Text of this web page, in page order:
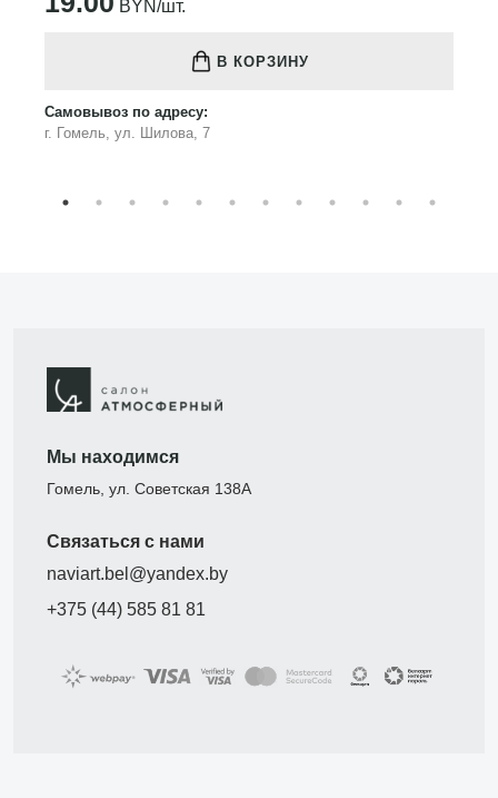
BYN/шт.
В КОРЗИНУ
Самовывоз по адресу:
г. Гомель, ул. Шилова, 7
Мы находимся
Гомель, ул. Советская 138А
Связаться с нами
naviart.bel@yandex.by
+375 (44) 585 81 81